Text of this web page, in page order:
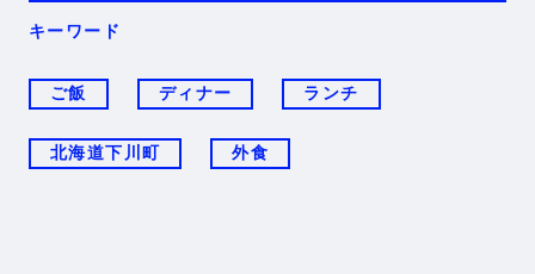
キーワード
ご飯 ディナー ランチ
北海道下川町 外食